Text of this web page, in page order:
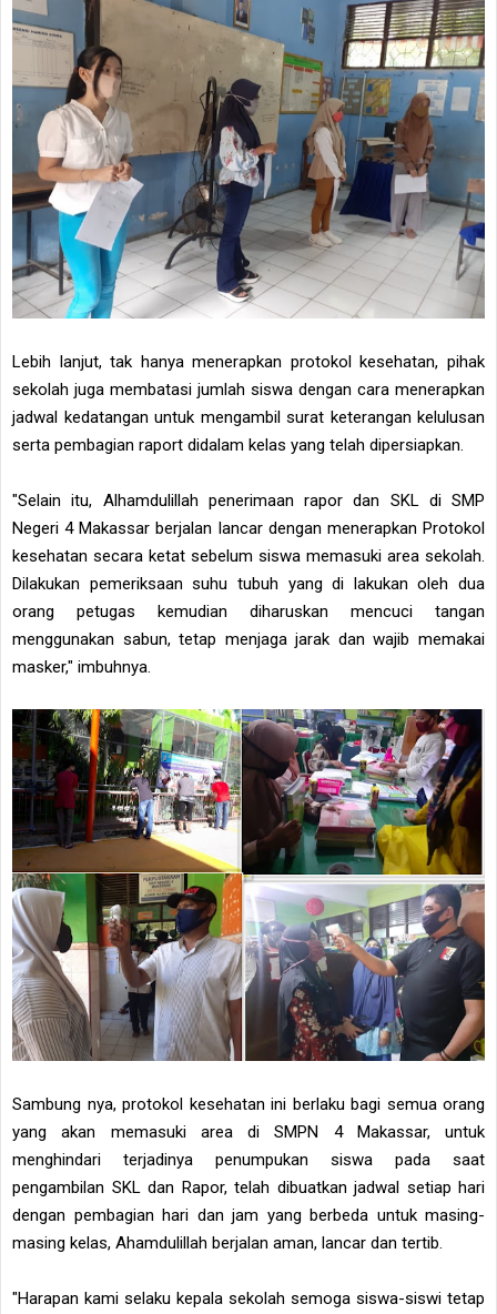
Lebih lanjut, tak hanya menerapkan protokol kesehatan, pihak
sekolah juga membatasi jumlah siswa dengan cara menerapkan
jadwal kedatangan untuk mengambil surat keterangan kelulusan
serta pembagian raport didalam kelas yang telah dipersiapkan.
"Selain itu, Alhamdulillah penerimaan rapor dan SKL di SMP
Negeri 4 Makassar berjalan lancar dengan menerapkan Protokol
kesehatan secara ketat sebelum siswa memasuki area sekolah.
Dilakukan pemeriksaan suhu tubuh yang di lakukan oleh dua
orang petugas kemudian diharuskan mencuci tangan
menggunakan sabun, tetap menjaga jarak dan wajib memakai
masker," imbuhnya.
Sambung nya, protokol kesehatan ini berlaku bagi semua orang
yang akan memasuki area di SMPN 4 Makassar, untuk
menghindari terjadinya penumpukan siswa pada saat
pengambilan SKL dan Rapor, telah dibuatkan jadwal setiap hari
dengan pembagian hari dan jam yang berbeda untuk masing-
masing kelas, Ahamdulillah berjalan aman, lancar dan tertib.
"Harapan kami selaku kepala sekolah semoga siswa-siswi tetap